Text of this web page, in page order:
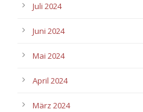
Juli 2024
Juni 2024
Mai 2024
April 2024
März 2024